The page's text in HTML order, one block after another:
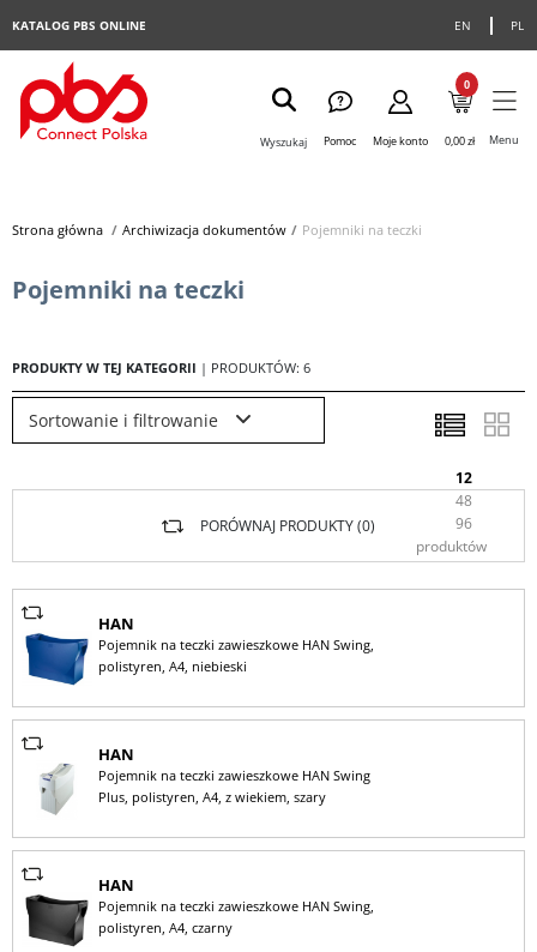
EN PL
KATALOG PBS ONLINE
Wyszukaj Pomoc Moje konto
0
0,00 zł Menu
Strona główna> Archiwizacja dokumentów> Pojemniki na teczki
Pojemniki na teczki
PRODUKTY W TEJ KATEGORII | PRODUKTÓW: 6
Sortowanie i filtrowanie
12
48
96
produktów
PORÓWNAJ PRODUKTY (0)
HAN
Pojemnik na teczki zawieszkowe HAN Swing,
polistyren, A4, niebieski
HAN
Pojemnik na teczki zawieszkowe HAN Swing
Plus, polistyren, A4, z wiekiem, szary
HAN
Pojemnik na teczki zawieszkowe HAN Swing,
polistyren, A4, czarny